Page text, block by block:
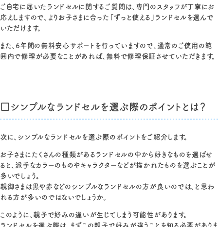
ご自宅に届いたランドセルに関するご質問は、専門のスタッフが丁寧にお
応えしますので、よりお子さまに合った「ずっと使える」ランドセルを選んで
いただけます。
また、6年間の無料安心サポートを行っていますので、通常のご使用の範
囲内で修理が必要なことがあれば、無料で修理保証させていただきます。
□シンプルなランドセルを選ぶ際のポイントとは？
次に、シンプルなランドセルを選ぶ際のポイントをご紹介します。
お子さまにたくさんの種類があるランドセルの中から好きなものを選ばせ
ると、派手なカラーのものやキャラクターなどが描かれたものを選ぶことが
多いでしょう。
親御さまは黒や赤などのシンプルなランドセルの方が良いのでは、と思わ
れる方が多いのではないでしょうか。
このように、親子で好みの違いが生じてしまう可能性があります。
ランドセルを選ぶ際は、まずこの親子で好みが違うことを知る必要がありま